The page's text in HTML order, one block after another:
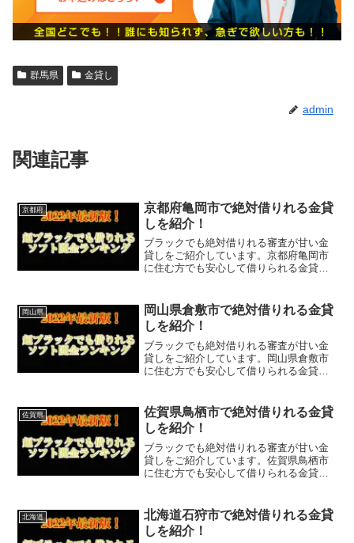
群馬県 金貸し
admin
関連記事
京都府
京都府亀岡市で絶対借りれる金貸
しを紹介！
ブラックでも絶対借りれる審査が甘い金
貸しをご紹介しています。京都府亀岡市
に住む方でも安心して借りられる金貸し
はなく、国または京都府亀岡市で貸金業
登録をしている正規の金貸し...
岡山県
岡山県倉敷市で絶対借りれる金貸
しを紹介！
ブラックでも絶対借りれる審査が甘い金
貸しをご紹介しています。岡山県倉敷市
に住む方でも安心して借りられる金貸し
はなく、国または岡山県倉敷市で貸金業
登録をしている正規の金貸し...
佐賀県
佐賀県鳥栖市で絶対借りれる金貸
しを紹介！
ブラックでも絶対借りれる審査が甘い金
貸しをご紹介しています。佐賀県鳥栖市
に住む方でも安心して借りられる金貸し
はなく、国または佐賀県鳥栖市で貸金業
登録をしている正規の金貸し...
北海道
北海道石狩市で絶対借りれる金貸
しを紹介！